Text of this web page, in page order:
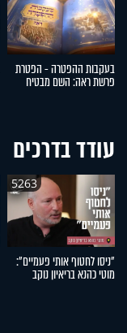
בעקבות ההפטרה - הפטרת
פרשת ראה: השם מבטיח
עודד בדרכים
5263
"ניסו לחטוף אותי פעמיים":
מוטי כהנא בריאיון נוקב